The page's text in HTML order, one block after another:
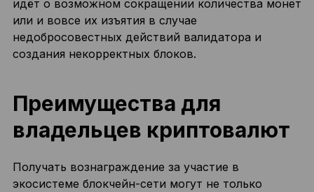
идёт о возможном сокращении количества монет
или и вовсе их изъятия в случае
недобросовестных действий валидатора и
создания некорректных блоков.
Преимущества для
владельцев криптовалют
Получать вознаграждение за участие в
экосистеме блокчейн-сети могут не только